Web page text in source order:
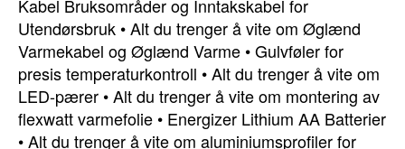
Kabel Bruksområder og Inntakskabel for
Utendørsbruk •Alt du trenger å vite om Øglænd
Varmekabel og Øglænd Varme •Gulvføler for
presis temperaturkontroll •Alt du trenger å vite om
LED-pærer •Alt du trenger å vite om montering av
flexwatt varmefolie • Energizer Lithium AA Batterier
•Alt du trenger å vite om aluminiumsprofiler for